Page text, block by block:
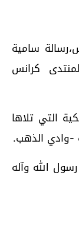
سامية
كرانس
التي تلاها
-وادي الذهب.
الله وآله